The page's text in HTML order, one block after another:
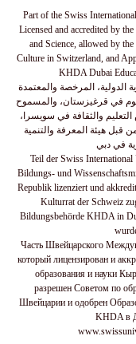
Part of the Swiss
Licensed and accredited by
and Science, allowed by
Culture in Switzerland, and
KHDA Dubai
الدولية، المرخصة والمعتمدة
في قرغيزستان، والمسموح
والثقافة في سويسرا،
قبل هيئة المعرفة والتنمية
في دبي
Teil der Swiss
Bildungs- und
Republik lizenziert und
Kulturrat der Schweiz
Bildungsbehörde KHDA in
Часть Швейцарского
который лицензирован и
образования и науки
разрешен Советом по
Швейцарии и одобрен
KHDA в